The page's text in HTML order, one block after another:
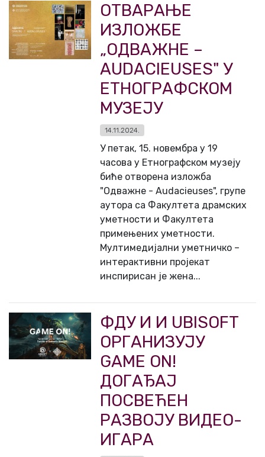
ОТВАРАЊЕ
ИЗЛОЖБЕ
„ОДВАЖНЕ –
AUDACIEUSES" У
ЕТНОГРАФСКОМ
МУЗЕЈУ
14.11.2024.
У петак, 15. новембра у 19
часова у Етнографском музеју
биће отворена изложба
"Одважне - Audacieuses", групе
аутора са Факултета драмских
уметности и Факултета
примењених уметности.
Мултимедијални уметничко –
интерактивни пројекат
инспирисан је жена...
ФДУ И И UBISOFT
ОРГАНИЗУЈУ
GAME ON!
ДОГАЂАЈ
ПОСВЕЋЕН
РАЗВОЈУ ВИДЕО-
ИГАРА